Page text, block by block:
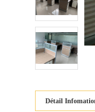
Détail